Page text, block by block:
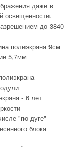
даже в
освещенности.
до 3840
полиэкрана 9см
5,7мм
- 6 лет
"по дуге"
блока